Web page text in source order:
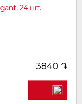
24 шт.
3840 ֏